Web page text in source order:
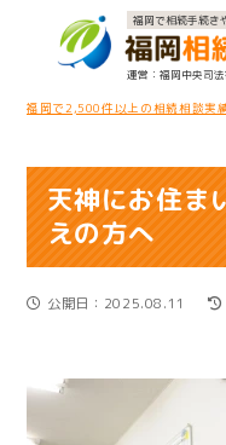
福岡で相続手続き
福岡中央司
福岡で2,500件以上の相続相談実
天神にお住ま
えの方へ
公開日：2025.08.11